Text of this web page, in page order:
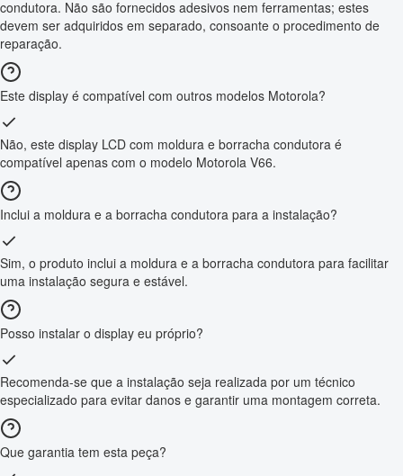
condutora. Não são fornecidos adesivos nem ferramentas; estes
devem ser adquiridos em separado, consoante o procedimento de
reparação.
Este display é compatível com outros modelos Motorola?
Não, este display LCD com moldura e borracha condutora é
compatível apenas com o modelo Motorola V66.
Inclui a moldura e a borracha condutora para a instalação?
Sim, o produto inclui a moldura e a borracha condutora para facilitar
uma instalação segura e estável.
Posso instalar o display eu próprio?
Recomenda-se que a instalação seja realizada por um técnico
especializado para evitar danos e garantir uma montagem correta.
Que garantia tem esta peça?